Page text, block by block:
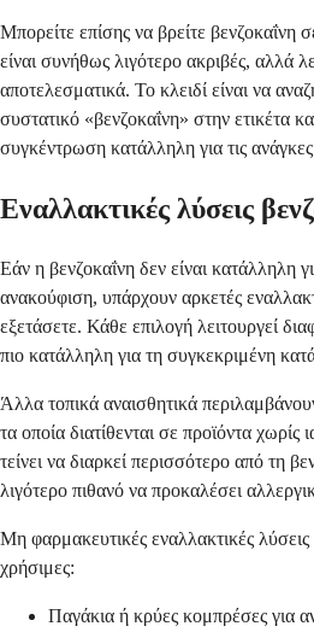
Μπορείτε επίσης να βρείτε βενζοκαΐνη
είναι συνήθως λιγότερο ακριβές, αλλά
αποτελεσματικά. Το κλειδί είναι να
συστατικό «βενζοκαΐνη» στην ετικέτα
συγκέντρωση κατάλληλη για τις
Εναλλακτικές λύσεις
Εάν η βενζοκαΐνη δεν είναι κατάλληλη
ανακούφιση, υπάρχουν αρκετές
εξετάσετε. Κάθε επιλογή λειτουργεί
πιο κατάλληλη για τη συγκεκριμένη
Άλλα τοπικά αναισθητικά
τα οποία διατίθενται σε προϊόντα χωρίς
τείνει να διαρκεί περισσότερο από τη
λιγότερο πιθανό να προκαλέσει
Μη φαρμακευτικές εναλλακτικές λύσεις
χρήσιμες:
Παγάκια ή κρύες κομπρέσες για